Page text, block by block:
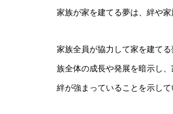
家族が家を建てる夢は、絆や
家族全員が協力して家を建て
族全体の成長や発展を暗示し
絆が強まっていることを示して